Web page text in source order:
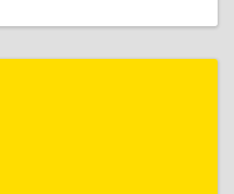
г.о. Реутов, Реутов г,